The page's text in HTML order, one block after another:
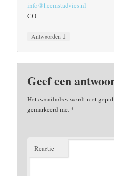
info@heemstadvies.nl
CO
Antwoorden ↓
Geef een
Het e-mailadres wordt niet
gemarkeerd met *
Reactie